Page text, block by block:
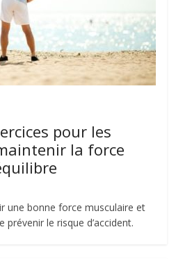
pour les
la force
une bonne force musculaire et
le risque d’accident.